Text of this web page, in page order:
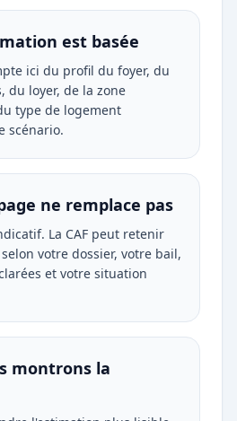
est basée
ici du profil du foyer, du
du loyer, de la zone
type de logement
scénario.
ne remplace pas
La CAF peut retenir
votre dossier, votre bail,
et votre situation
montrons la